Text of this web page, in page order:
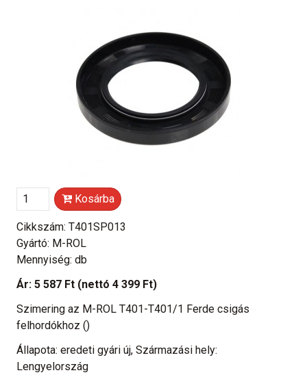
Kosárba
Cikkszám: T401SP013
Gyártó: M-ROL
Mennyiség: db
Ár: 5 587 Ft (nettó 4 399 Ft)
Szimering az M-ROL T401-T401/1 Ferde csigás
felhordókhoz ()
Állapota: eredeti gyári új, Származási hely:
Lengyelország